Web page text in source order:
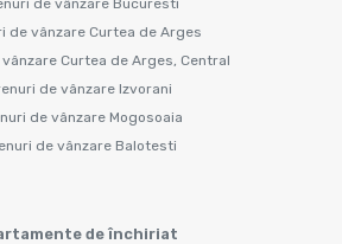
de vânzare Bucuresti
de vânzare Curtea de Arges
Curtea de Arges, Central
de vânzare Izvorani
de vânzare Mogosoaia
de vânzare Balotesti
de închiriat